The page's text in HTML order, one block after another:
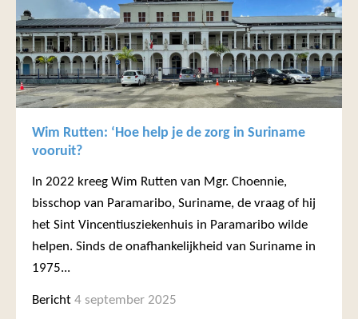
Wim Rutten: ‘Hoe help je de zorg in Suriname
vooruit?
In 2022 kreeg Wim Rutten van Mgr. Choennie,
bisschop van Paramaribo, Suriname, de vraag of hij
het Sint Vincentiusziekenhuis in Paramaribo wilde
helpen. Sinds de onafhankelijkheid van Suriname in
1975...
Bericht 4 september 2025